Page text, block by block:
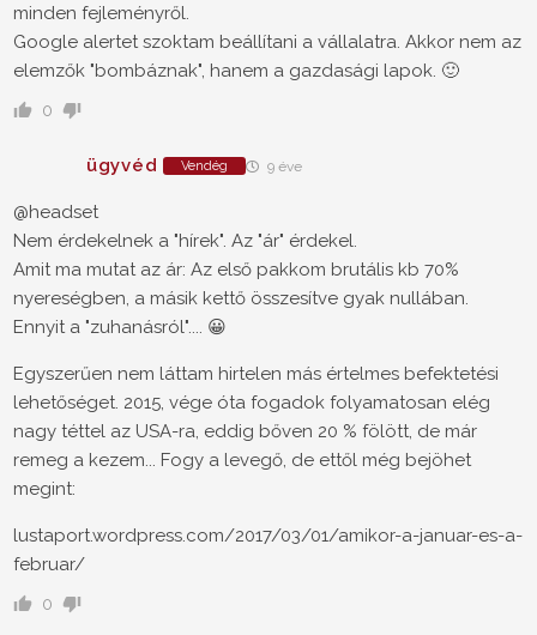
minden fejleményről.
Google alertet szoktam beállítani a vállalatra. Akkor nem az
elemzők "bombáznak", hanem a gazdasági lapok. 🙂
0
ügyvéd Vendég 9 éve
@headset
Nem érdekelnek a "hírek". Az "ár" érdekel.
Amit ma mutat az ár: Az első pakkom brutális kb 70%
nyereségben, a másik kettő összesítve gyak nullában.
Ennyit a "zuhanásról".... 😀
Egyszerűen nem láttam hirtelen más értelmes befektetési
lehetőséget. 2015, vége óta fogadok folyamatosan elég
nagy téttel az USA-ra, eddig bőven 20 % fölött, de már
remeg a kezem... Fogy a levegő, de ettől még bejöhet
megint:
lustaport.wordpress.com/2017/03/01/amikor-a-januar-es-a-
februar/
0